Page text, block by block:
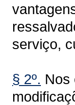
serviço,
§ 2º. Nos